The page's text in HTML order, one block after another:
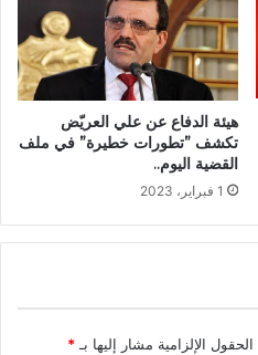
هيئة الدفاع عن علي العريّض
تكشف ”تطورات خطيرة” في ملف
القضية اليوم..
1 فبراير، 2023
الحقول الإلزامية مشار إليها بـ *